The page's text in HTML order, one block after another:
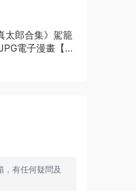
集完結】Kindle
資源精品
太郎合集》駕籠
電子漫畫【全
————
，有任何疑問及